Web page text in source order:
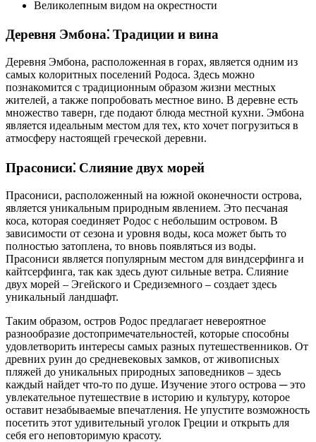
Великолепным видом на окрестности
Деревня Эмбона⁚ Традиции и вина
Деревня Эмбона, расположенная в горах, является одним из
самых колоритных поселений Родоса. Здесь можно
познакомится с традиционным образом жизни местных
жителей, а также попробовать местное вино. В деревне есть
множество таверн, где подают блюда местной кухни. Эмбона
является идеальным местом для тех, кто хочет погрузиться в
атмосферу настоящей греческой деревни.
Прасониси⁚ Слияние двух морей
Прасониси, расположенный на южной оконечности острова,
является уникальным природным явлением. Это песчаная
коса, которая соединяет Родос с небольшим островом. В
зависимости от сезона и уровня воды, коса может быть то
полностью затоплена, то вновь появляться из воды.
Прасониси является популярным местом для виндсерфинга и
кайтсерфинга, так как здесь дуют сильные ветра. Слияние
двух морей – Эгейского и Средиземного – создает здесь
уникальный ландшафт.
Таким образом, остров Родос предлагает невероятное
разнообразие достопримечательностей, которые способны
удовлетворить интересы самых разных путешественников. От
древних руин до средневековых замков, от живописных
пляжей до уникальных природных заповедников – здесь
каждый найдет что-то по душе. Изучение этого острова ─ это
увлекательное путешествие в историю и культуру, которое
оставит незабываемые впечатления. Не упустите возможность
посетить этот удивительный уголок Греции и открыть для
себя его неповторимую красоту.